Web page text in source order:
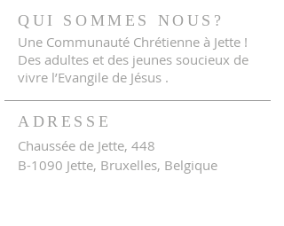
QUI SOMMES NOUS?
ADRESSE
Une Communauté Chrétienne à Jette !
Des adultes et des jeunes soucieux de
vivre l’Evangile de Jésus .
Chaussée de Jette, 448
B-1090 Jette, Bruxelles, Belgique